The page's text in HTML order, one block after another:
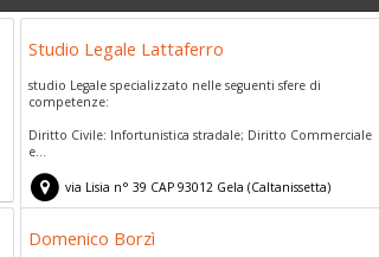
Studio Legale Lattaferro
studio Legale specializzato nelle seguenti sfere di
competenze:
Diritto Civile: Infortunistica stradale; Diritto Commerciale
e...
via Lisia n° 39 CAP 93012 Gela (Caltanissetta)
Domenico Borzì